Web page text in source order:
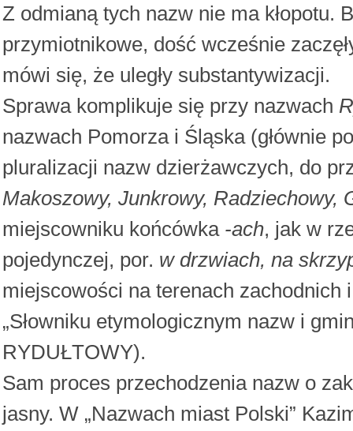
Z odmianą tych nazw nie ma kłopotu.
przymiotnikowe, dość wcześnie
mówi się, że uległy substantywizacji.
Sprawa komplikuje się przy nazwach
nazwach Pomorza i Śląska (głównie
pluralizacji nazw dzierżawczych, do
Makoszowy, Junkrowy, Radziechowy,
miejscowniku końcówka -ach, jak w
pojedynczej, por. w drzwiach, na
miejscowości na terenach zachodnich
„Słowniku etymologicznym nazw i
RYDUŁTOWY).
Sam proces przechodzenia nazw o
jasny. W „Nazwach miast Polski”